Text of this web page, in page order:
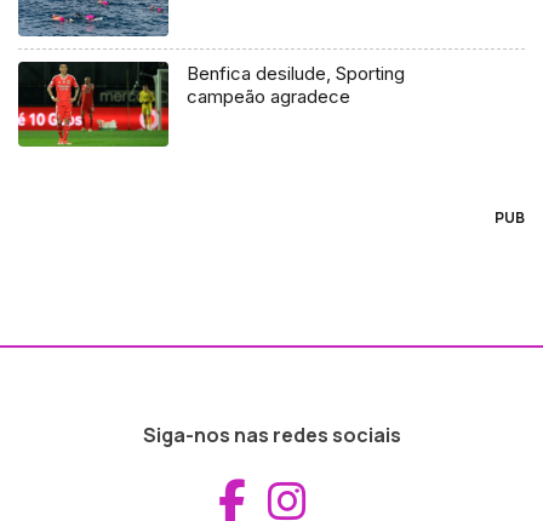
Benfica desilude, Sporting
campeão agradece
PUB
Siga-nos nas redes sociais
Aceder ao